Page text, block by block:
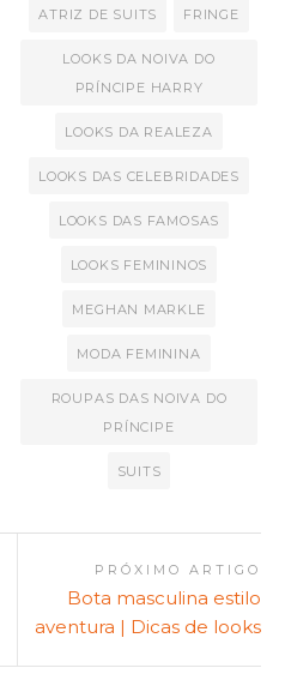
ATRIZ DE SUITS FRINGE
LOOKS DA NOIVA DO
PRÍNCIPE HARRY
LOOKS DA REALEZA
LOOKS DAS CELEBRIDADES
LOOKS DAS FAMOSAS
LOOKS FEMININOS
MEGHAN MARKLE
MODA FEMININA
ROUPAS DAS NOIVA DO
PRÍNCIPE
SUITS
PRÓXIMO ARTIGO
Bota masculina estilo
aventura | Dicas de looks